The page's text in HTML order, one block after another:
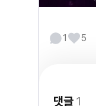
1 5
댓글1